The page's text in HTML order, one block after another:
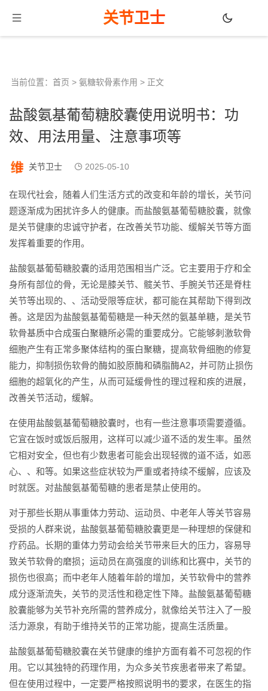
关节卫士
当前位置： 首页 > 氨糖软骨素作用 > 正文
盐酸氨基葡萄糖胶囊使用说明书：功
效、用法用量、注意事项等
关节卫士 2025-05-10
在现代社会，随着人们生活方式的改变和年龄的增长，关节问
题逐渐成为困扰许多人的健康。而盐酸氨基葡萄糖胶囊，就像
是关节健康的忠诚守护者，在改善关节功能、缓解关节等方面
发挥着重要的作用。
盐酸氨基葡萄糖胶囊的适用范围相当广泛。它主要用于疗和全
身所有部位的骨，无论是膝关节、髋关节、手腕关节还是脊柱
关节等出现的、、活动受限等症状，都可能在其帮助下得到改
善。这是因为盐酸氨基葡萄糖是一种天然的氨基单糖，是关节
软骨基质中合成蛋白聚糖所必需的重要成分。它能够刺激软骨
细胞产生有正常多聚体结构的蛋白聚糖，提高软骨细胞的修复
能力，抑制损伤软骨的酶如胶原酶和磷脂酶A2，并可防止损伤
细胞的超氧化的产生，从而可延缓骨性的理过程和疾的进展，
改善关节活动，缓解。
在使用盐酸氨基葡萄糖胶囊时，也有一些注意事项需要遵循。
它宜在饭时或饭后服用，这样可以减少道不适的发生率。虽然
它相对安全，但也有少数患者可能会出现轻微的道不适，如恶
心、、和等。如果这些症状较为严重或者持续不缓解，应该及
时就医。对盐酸氨基葡萄糖的患者是禁止使用的。
对于那些长期从事重体力劳动、运动员、中老年人等关节容易
受损的人群来说，盐酸氨基葡萄糖胶囊更是一种理想的保健和
疗药品。长期的重体力劳动会给关节带来巨大的压力，容易导
致关节软骨的磨损；运动员在高强度的训练和比赛中，关节的
损伤也很高；而中老年人随着年龄的增加，关节软骨中的营养
成分逐渐流失，关节的灵活性和稳定性下降。盐酸氨基葡萄糖
胶囊能够为关节补充所需的营养成分，就像给关节注入了一股
活力源泉，有助于维持关节的正常功能，提高生活质量。
盐酸氨基葡萄糖胶囊在关节健康的维护方面有着不可忽视的作
用。它以其独特的药理作用，为众多关节疾患者带来了希望。
但在使用过程中，一定要严格按照说明书的要求，在医生的指